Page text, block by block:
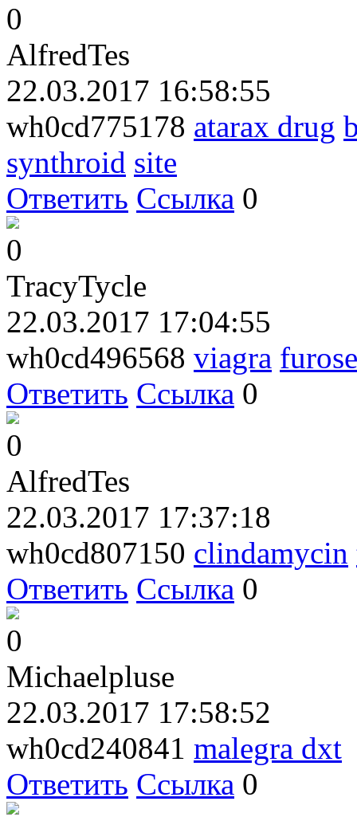
0
AlfredTes
22.03.2017 16:58:55
wh0cd775178 atarax drug
synthroid site
Ответить Ссылка 0
0
TracyTycle
22.03.2017 17:04:55
wh0cd496568 viagra
Ответить Ссылка 0
0
AlfredTes
22.03.2017 17:37:18
wh0cd807150 clindamycin
Ответить Ссылка 0
0
Michaelpluse
22.03.2017 17:58:52
wh0cd240841 malegra dxt
Ответить Ссылка 0